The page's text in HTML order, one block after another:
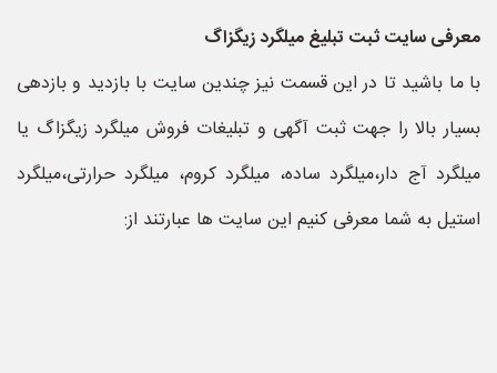
معرفی سایت ثبت تبلیغ میلگرد زیگزاگ
با ما باشید تا در این قسمت نیز چندین سایت با بازدید و بازدهی
بسیار بالا را جهت ثبت آگهی و تبلیغات فروش میلگرد زیگزاگ یا
میلگرد آج دار،میلگرد ساده، میلگرد کروم، میلگرد حرارتی،میلگرد
استیل به شما معرفی کنیم این سایت ها عبارتند از: